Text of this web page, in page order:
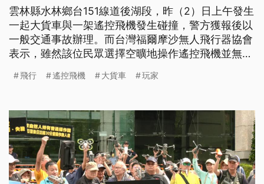
雲林縣水林鄉台151線道後湖段，昨（2）日上午發生
一起大貨車與一架遙控飛機發生碰撞，警方獲報後以
一般交通事故辦理。而台灣福爾摩沙無人飛行器協會
表示，雖然該位民眾選擇空曠地操作遙控飛機並無違
路或人車，就容易產生交通事故，呼籲還是選擇合法
飛行 遙控飛機 大貨車 玩家